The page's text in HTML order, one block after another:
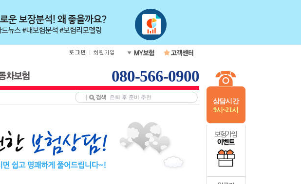
상담시간
9시~21시
080-566-0900